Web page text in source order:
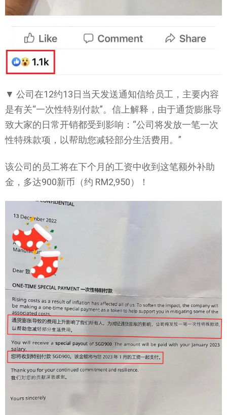
▼ 公司在12约13日当天发送通知信给员工，主要内容
是有关“一次性特别付款”。信上解释，由于通货膨胀导
致大家的日常开销都受到影响：“公司将发放一笔一次
性特殊款项，以帮助您减轻部分生活费用。”
该公司的员工将在下个月的工资中收到这笔额外补助
金，多达900新币（约 RM2,950）！